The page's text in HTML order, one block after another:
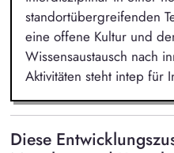
standortübergreifenden
eine offene Kultur und
Wissensaustausch nach
Aktivitäten steht intep für
Diese